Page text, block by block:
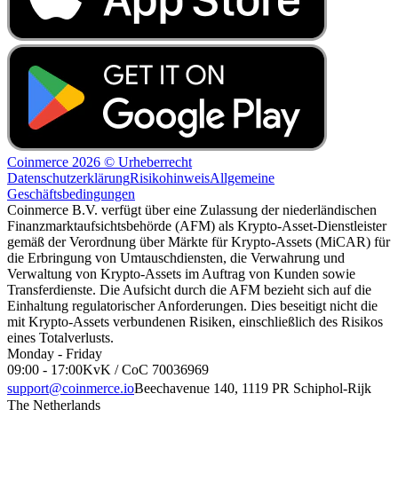
Coinmerce 2026 © Urheberrecht
DatenschutzerklärungRisikohinweisAllgemeine
Geschäftsbedingungen
Coinmerce B.V. verfügt über eine Zulassung der niederländischen
Finanzmarktaufsichtsbehörde (AFM) als Krypto-Asset-Dienstleister
gemäß der Verordnung über Märkte für Krypto-Assets (MiCAR) für
die Erbringung von Umtauschdiensten, die Verwahrung und
Verwaltung von Krypto-Assets im Auftrag von Kunden sowie
Transferdienste. Die Aufsicht durch die AFM bezieht sich auf die
Einhaltung regulatorischer Anforderungen. Dies beseitigt nicht die
mit Krypto-Assets verbundenen Risiken, einschließlich des Risikos
eines Totalverlusts.
Monday - Friday
09:00 - 17:00KvK / CoC 70036969
support@coinmerce.ioBeechavenue 140, 1119 PR Schiphol-Rijk
The Netherlands